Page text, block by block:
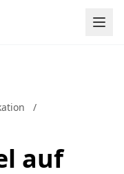
/
auf